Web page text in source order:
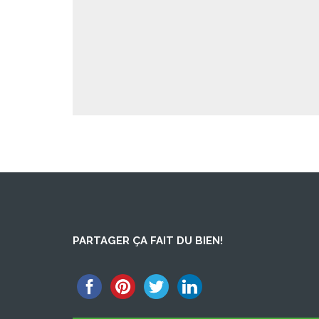
PARTAGER ÇA FAIT DU BIEN!